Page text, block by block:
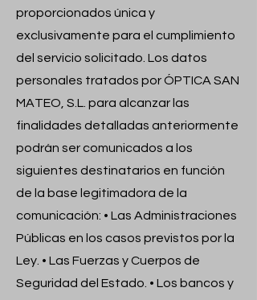
proporcionados única y
exclusivamente para el cumplimiento
del servicio solicitado. Los datos
personales tratados por ÓPTICA SAN
MATEO, S.L. para alcanzar las
finalidades detalladas anteriormente
podrán ser comunicados a los
siguientes destinatarios en función
de la base legitimadora de la
comunicación: • Las Administraciones
Públicas en los casos previstos por la
Ley. • Las Fuerzas y Cuerpos de
Seguridad del Estado. • Los bancos y